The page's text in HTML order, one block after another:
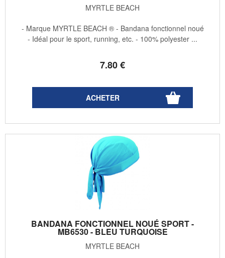
MYRTLE BEACH
7.80€
- Marque MYRTLE BEACH ® - Bandana fonctionnel noué
- Idéal pour le sport, running, etc. - 100% polyester ...
BANDANA FONCTIONNEL NOUÉ SPORT -
MB6530 - BLEU TURQUOISE
MYRTLE BEACH